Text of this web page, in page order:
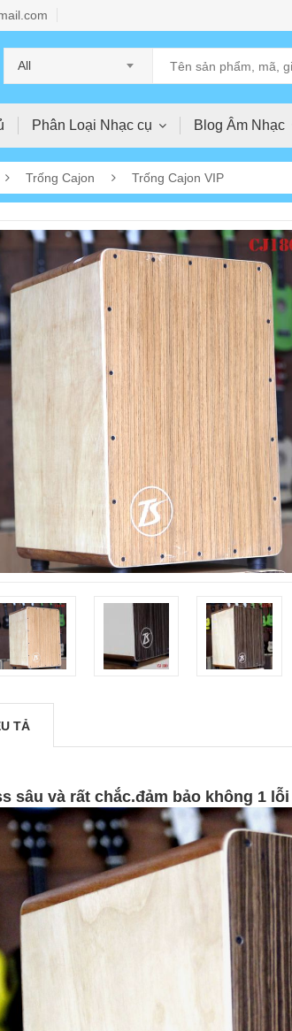
All
Phân Loại Nhạc cụ Blog Âm Nhạc
Trống Cajon Trống Cajon VIP
TẢ
sâu và rất chắc.đảm bảo không 1